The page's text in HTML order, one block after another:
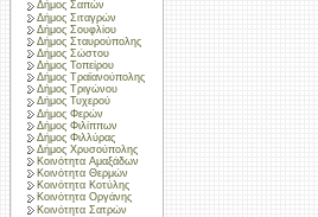
Δήμος Σαπών
Δήμος Σιταγρών
Δήμος Σουφλίου
Δήμος Σταυρούπολης
Δήμος Σώστου
Δήμος Τοπείρου
Δήμος Τραϊανούπολης
Δήμος Τριγώνου
Δήμος Τυχερού
Δήμος Φερών
Δήμος Φιλίππων
Δήμος Φιλλύρας
Δήμος Χρυσούπολης
Κοινότητα Αμαξάδων
Κοινότητα Θερμών
Κοινότητα Κοτύλης
Κοινότητα Οργάνης
Κοινότητα Σατρών